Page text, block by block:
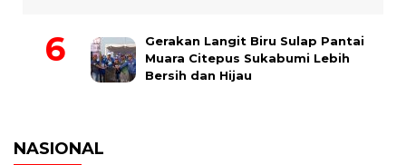
Gerakan Langit Biru Sulap Pantai
Muara Citepus Sukabumi Lebih
Bersih dan Hijau
NASIONAL